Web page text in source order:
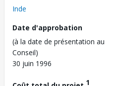
Inde
Date d'approbation
(à la date de présentation au
Conseil)
30 juin 1996
1